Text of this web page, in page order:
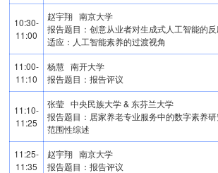
10:30-
11:00
赵宇翔 南京大学
报告题目：创意从业者对生成式人工智能的
适应：人工智能素养的过渡视角
11:00-
11:10
杨慧 南开大学
报告题目：报告评议
11:10-
11:25
张莹 中央民族大学 & 东芬兰大学
报告题目：居家养老专业服务中的数字素养研
范围性综述
11:25-
11:35
赵宇翔 南京大学
报告题目：报告评议